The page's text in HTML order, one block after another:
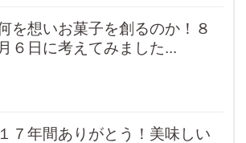
を想いお菓子を創るのか！８
月６日に考えてみました...
１７年間ありがとう！美味しい